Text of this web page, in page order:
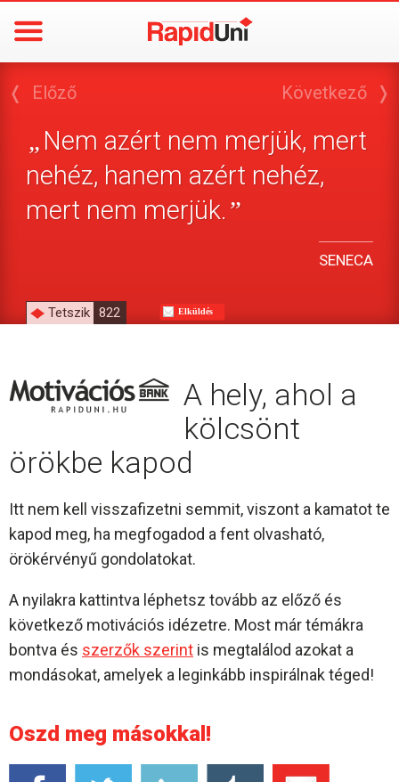
❬ Előző
„ Nem azért nem merjük, mert
nehéz, hanem azért nehéz,
mert nem merjük.”
SENECA
Következő ❭
Tetszik 822 Elküldés
A hely, ahol a
kölcsönt
örökbe kapod
Itt nem kell visszafizetni semmit, viszont a kamatot te
kapod meg, ha megfogadod a fent olvasható,
örökérvényű gondolatokat.
A nyilakra kattintva léphetsz tovább az előző és
következő motivációs idézetre. Most már témákra
bontva és szerzők szerint is megtalálod azokat a
mondásokat, amelyek a leginkább inspirálnak téged!
Oszd meg másokkal!